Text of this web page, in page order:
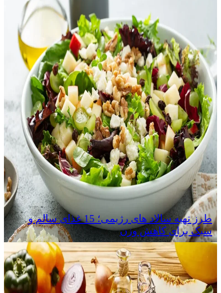
طرز تهیه سالاد های رژیمی؛ 15 غذای سالم و
سبک برای کاهش وزن